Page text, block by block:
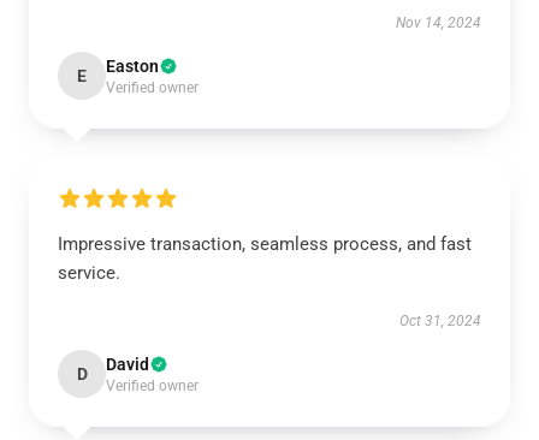
Nov 14, 2024
E Easton
Verified owner
Impressive transaction, seamless process, and fast
service.
Oct 31, 2024
D David
Verified owner